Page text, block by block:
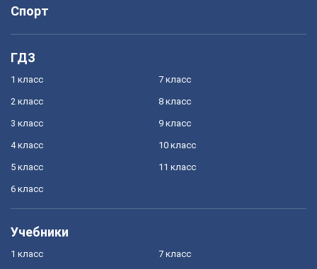
Спорт
ГДЗ
1 класс
2 класс
3 класс
4 класс
5 класс
6 класс
7 класс
8 класс
9 класс
10 класс
11 класс
Учебники
1 класс 7 класс